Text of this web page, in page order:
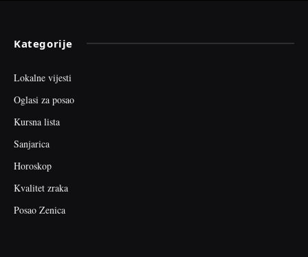
Kategorije
Lokalne vijesti
Oglasi za posao
Kursna lista
Sanjarica
Horoskop
Kvalitet zraka
Posao Zenica